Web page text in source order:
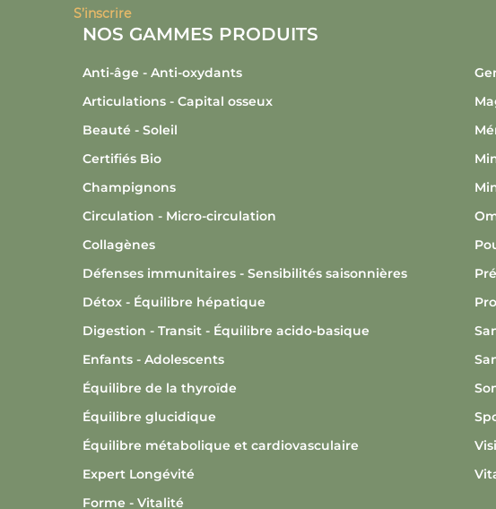
S’inscrire
NOS GAMMES PRODUITS
Anti-âge - Anti-oxydants
Articulations - Capital osseux
Beauté - Soleil
Certifiés Bio
Champignons
Circulation - Micro-circulation
Collagènes
Défenses immunitaires - Sensibilités saisonnières
Détox - Équilibre hépatique
Digestion - Transit - Équilibre acido-basique
Enfants - Adolescents
Équilibre de la thyroïde
Équilibre glucidique
Équilibre métabolique et cardiovasculaire
Expert Longévité
Forme - Vitalité